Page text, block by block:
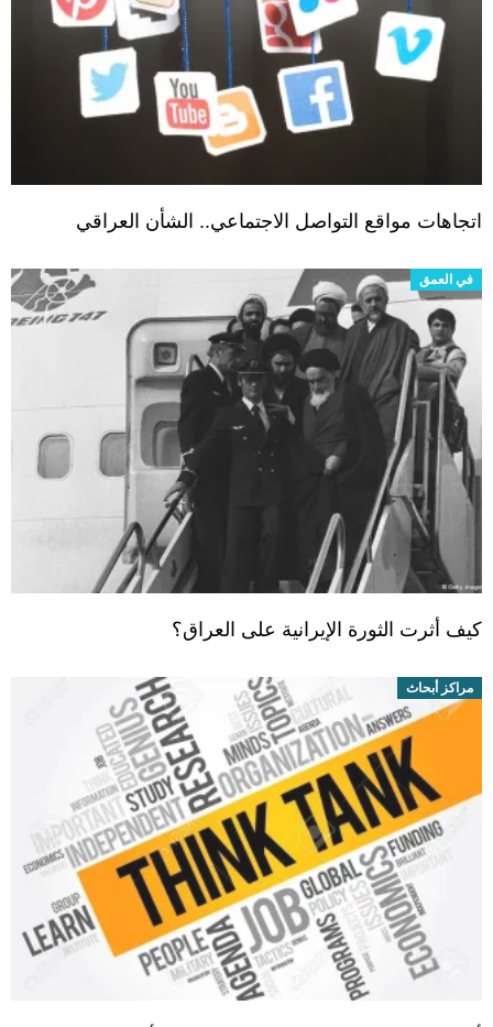
اتجاهات مواقع التواصل الاجتماعي.. الشأن العراقي
في العمق
كيف أثرت الثورة الإيرانية على العراق؟
مراكز أبحاث